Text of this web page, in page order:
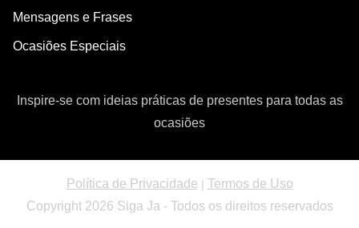
Mensagens e Frases
Ocasiões Especiais
Inspire-se com ideias práticas de presentes para todas as
ocasiões
Política de Privacidade | Termos de Uso
Copyright 2026 Siga Ja - Todos os direitos reservados